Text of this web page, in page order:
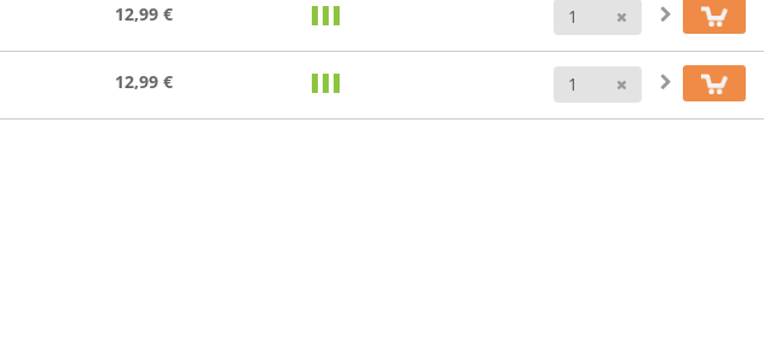
12,99 € Anzahl
12,99 € Anzahl